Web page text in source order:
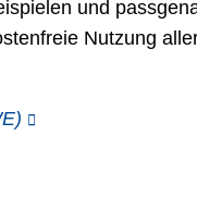
und
Nutzung